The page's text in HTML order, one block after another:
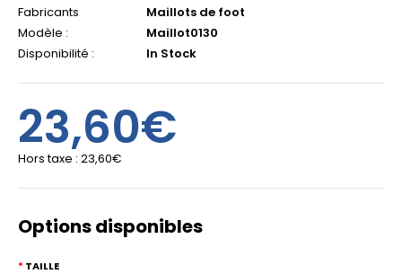
Fabricants
Maillots de foot
Modèle :
Maillot0130
Disponibilité :
In Stock
23,60€
Hors taxe : 23,60€
Options disponibles
TAILLE